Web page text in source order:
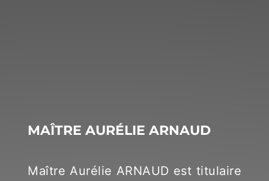
MAÎTRE AURÉLIE ARNAUD
Maître Aurélie ARNAUD est titulaire